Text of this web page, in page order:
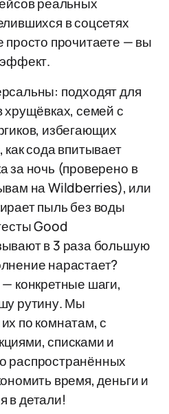
в соцсетях
прочитаете — вы
подходят для
хрущёвках, семей с
избегающих
сода впитывает
за ночь (проверено в
на Wildberries), или
пыль без воды
Good
в 3 раза большую
нарастает?
конкретные шаги,
рутину. Мы
по комнатам, с
списками и
распространённых
время, деньги и
в детали!